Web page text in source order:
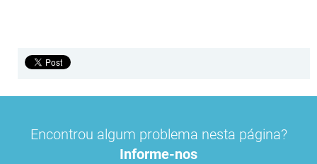
Encontrou algum problema nesta página?
Informe-nos